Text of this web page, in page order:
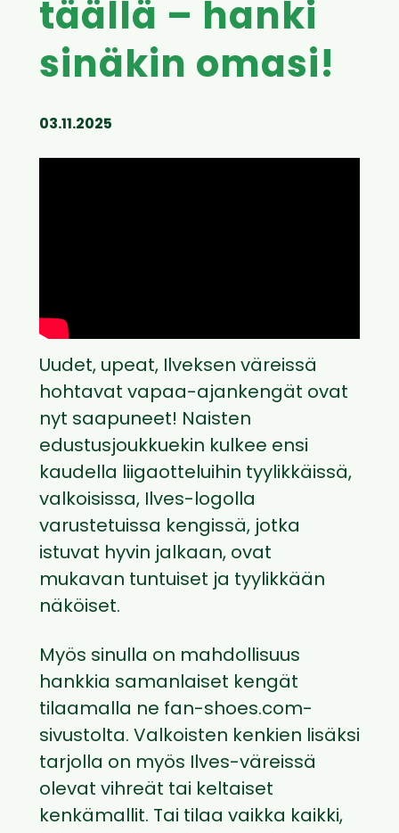
täällä – hanki
sinäkin omasi!
03.11.2025
Uudet, upeat, Ilveksen väreissä
hohtavat vapaa-ajankengät ovat
nyt saapuneet! Naisten
edustusjoukkuekin kulkee ensi
kaudella liigaotteluihin tyylikkäissä,
valkoisissa, Ilves-logolla
varustetuissa kengissä, jotka
istuvat hyvin jalkaan, ovat
mukavan tuntuiset ja tyylikkään
näköiset.
Myös sinulla on mahdollisuus
hankkia samanlaiset kengät
tilaamalla ne fan-shoes.com-
sivustolta. Valkoisten kenkien lisäksi
tarjolla on myös Ilves-väreissä
olevat vihreät tai keltaiset
kenkämallit. Tai tilaa vaikka kaikki,